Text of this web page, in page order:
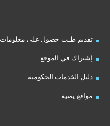
تقديم طلب حصول على معلومات
إشتراك في الموقع
دليل الخدمات الحكومية
مواقع يمنية